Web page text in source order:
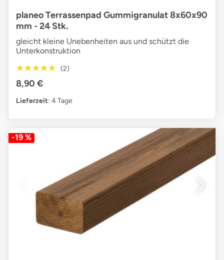
planeo Terrassenpad Gummigranulat 8x60x90
mm - 24 Stk.
gleicht kleine Unebenheiten aus und schützt die
Unterkonstruktion
★★★★★
★★★★★ (2)
8,90 €
Lieferzeit: 4 Tage
-19 %